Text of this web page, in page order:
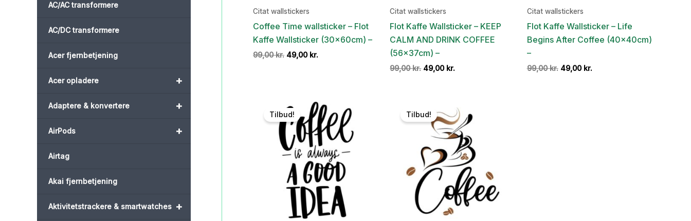
AC/AC transformere
AC/DC transformere
Acer fjernbetjening
+
Acer opladere
+
Adaptere & konvertere
+
AirPods
Airtag
Akai fjernbetjening
+
Aktivitetstrackere & smartwatches
Citat wallstickers
Coffee Time wallsticker – Flot
Kaffe Wallsticker (30x60cm) –
99,00kr. Den
49,00 kr.
Citat wallstickers
Flot Kaffe Wallsticker – KEEP
CALM AND DRINK COFFEE
(56x37cm) –
99,00kr. Den
49,00 kr.
Citat wallstickers
Flot Kaffe Wallsticker – Life
Begins After Coffee (40x40cm)
–
99,00kr. Den
49,00 kr.Den
Tilbud! Tilbud!